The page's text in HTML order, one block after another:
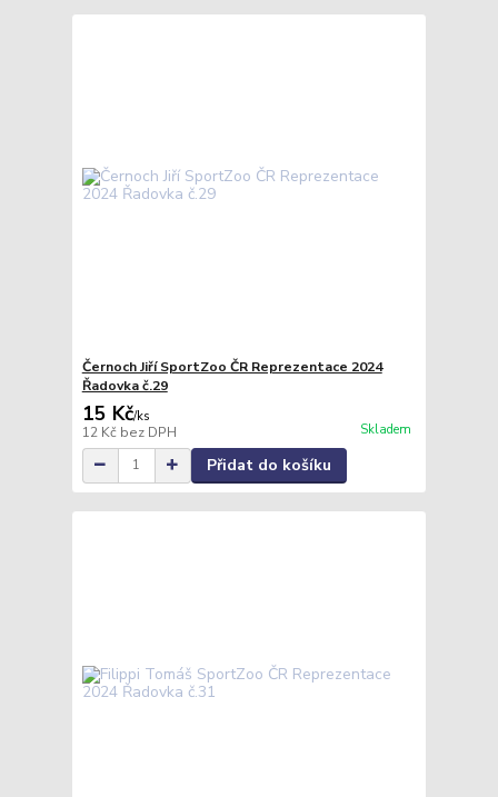
Černoch Jiří SportZoo ČR Reprezentace 2024
Řadovka č.29
15 Kč/ks
12 Kč bez DPH Skladem
Přidat do košíku